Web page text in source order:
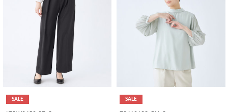
SALE SALE